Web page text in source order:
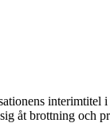
interimtitel
åt brottning och